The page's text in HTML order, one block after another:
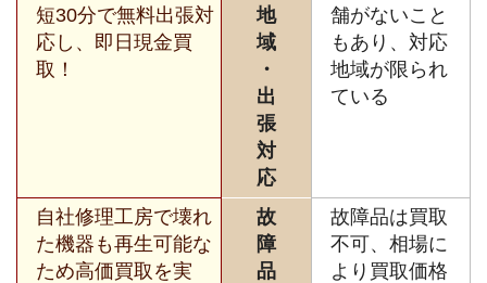
短30分で無料出張対
応し、即日現金買
取！
地
域
・
出
張
対
応
舗がないこと
もあり、対応
地域が限られ
ている
自社修理工房で壊れ
た機器も再生可能な
ため高価買取を実
故
障
品
故障品は買取
不可、相場に
より買取価格